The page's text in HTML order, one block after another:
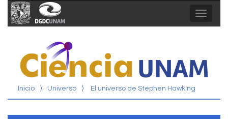
Toggle
Inicio ⟩ Universo ⟩ El universo de Stephen Hawking